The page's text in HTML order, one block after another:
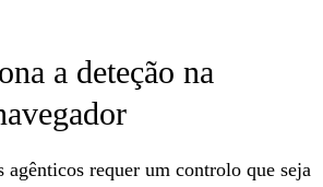
a deteção na
agênticos requer um controlo que seja